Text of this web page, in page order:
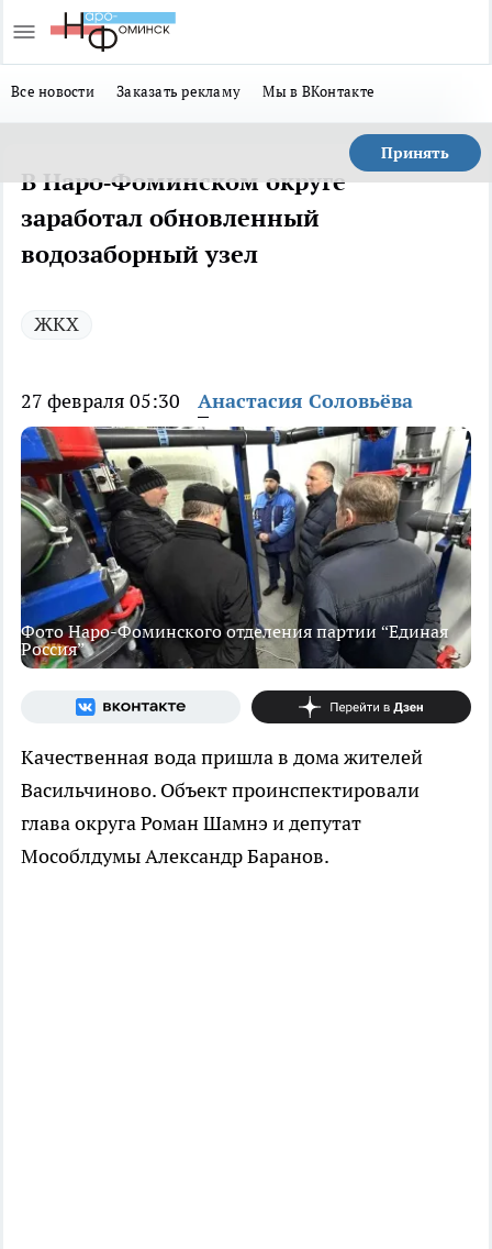
Все новости Заказать рекламу Мы в ВКонтакте
Принять
В Наро‑Фоминском округе
заработал обновленный
водозаборный узел
ЖКХ
27 февраля 05:30 Анастасия Соловьёва
Фото Наро-Фоминского отделения партии “Единая
Россия”
Качественная вода пришла в дома жителей
Васильчиново. Объект проинспектировали
глава округа Роман Шамнэ и депутат
Мособлдумы Александр Баранов.